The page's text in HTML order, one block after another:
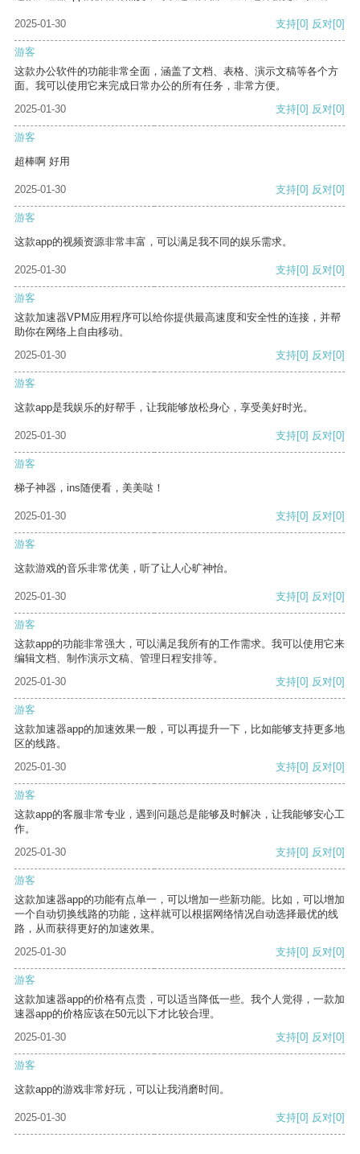
2025-01-30 支持[0] 反对[0]
游客
这款办公软件的功能非常全面，涵盖了文档、表格、演示文稿等各个方
面。我可以使用它来完成日常办公的所有任务，非常方便。
2025-01-30
支持[0] 反对[0]
游客
超棒啊 好用
2025-01-30 支持[0] 反对[0]
游客
这款app的视频资源非常丰富，可以满足我不同的娱乐需求。
2025-01-30 支持[0] 反对[0]
游客
这款加速器VPM应用程序可以给你提供最高速度和安全性的连接，并帮
助你在网络上自由移动。
2025-01-30
支持[0] 反对[0]
游客
这款app是我娱乐的好帮手，让我能够放松身心，享受美好时光。
2025-01-30 支持[0] 反对[0]
游客
梯子神器，ins随便看，美美哒！
2025-01-30 支持[0] 反对[0]
游客
这款游戏的音乐非常优美，听了让人心旷神怡。
2025-01-30 支持[0] 反对[0]
游客
这款app的功能非常强大，可以满足我所有的工作需求。我可以使用它来
编辑文档、制作演示文稿、管理日程安排等。
2025-01-30
支持[0] 反对[0]
游客
这款加速器app的加速效果一般，可以再提升一下，比如能够支持更多地
区的线路。
2025-01-30
支持[0] 反对[0]
游客
这款app的客服非常专业，遇到问题总是能够及时解决，让我能够安心工
作。
2025-01-30
支持[0] 反对[0]
游客
这款加速器app的功能有点单一，可以增加一些新功能。比如，可以增加
一个自动切换线路的功能，这样就可以根据网络情况自动选择最优的线
路，从而获得更好的加速效果。
2025-01-30
支持[0] 反对[0]
游客
这款加速器app的价格有点贵，可以适当降低一些。我个人觉得，一款加
速器app的价格应该在50元以下才比较合理。
2025-01-30
支持[0] 反对[0]
游客
这款app的游戏非常好玩，可以让我消磨时间。
2025-01-30 支持[0] 反对[0]